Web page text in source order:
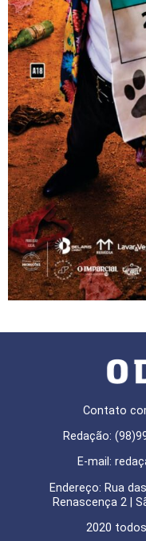
Contato
Redação:
E-mail:
Endereço: Rua
Renascença 2 |
2020